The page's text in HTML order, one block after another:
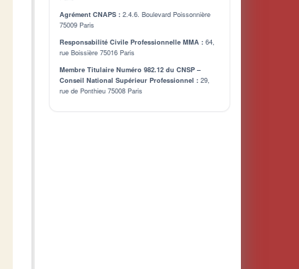
Agrément CNAPS :2.4.6. Boulevard Poissonnière
75009 Paris
Responsabilité Civile Professionnelle MMA :64,
rue Boissière 75016 Paris
Membre Titulaire Numéro 982.12 du CNSP –
Conseil National Supérieur Professionnel :29,
rue de Ponthieu 75008 Paris